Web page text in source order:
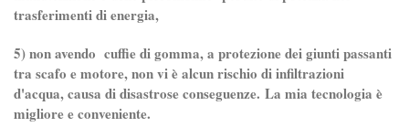
trasferimenti di energia,
5) non avendo cuffie di gomma, a protezione dei giunti passanti
tra scafo e motore, non vi è alcun rischio di infiltrazioni
d'acqua, causa di disastrose conseguenze. La mia tecnologia è
migliore e conveniente.